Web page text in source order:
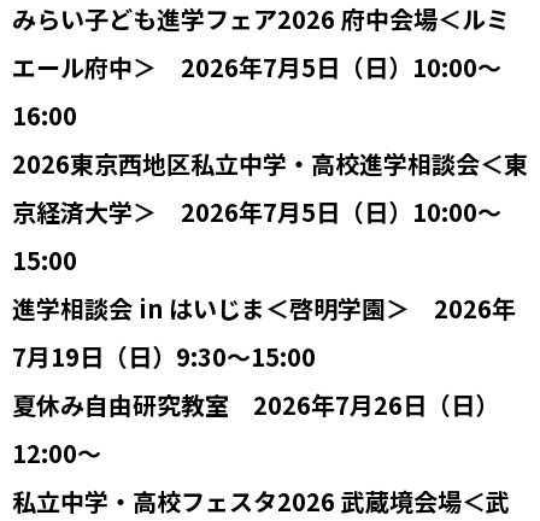
みらい子ども進学フェア2026 府中会場＜ルミ
エール府中＞ 2026年7月5日（日）10:00～
16:00
2026東京西地区私立中学・高校進学相談会＜東
京経済大学＞ 2026年7月5日（日）10:00～
15:00
進学相談会 in はいじま＜啓明学園＞ 2026年
7月19日（日）9:30～15:00
夏休み自由研究教室 2026年7月26日（日）
12:00～
私立中学・高校フェスタ2026 武蔵境会場＜武